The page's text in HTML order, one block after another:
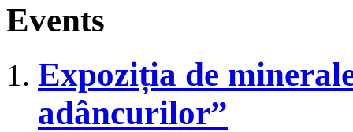
Events
Expoziția de
adâncurilor”